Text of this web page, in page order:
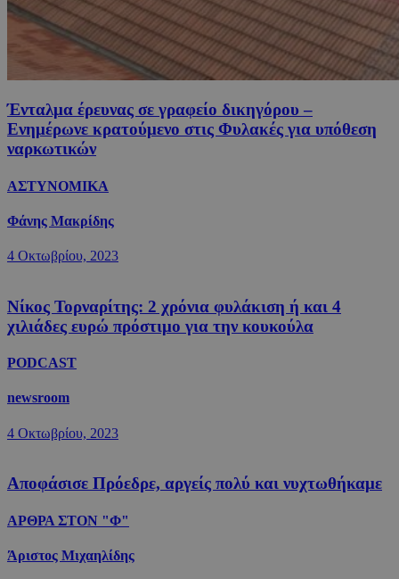
Ένταλμα έρευνας σε γραφείο δικηγόρου –
Ενημέρωνε κρατούμενο στις Φυλακές για υπόθεση
ναρκωτικών
ΑΣΤΥΝΟΜΙΚΑ
Φάνης Μακρίδης
4 Οκτωβρίου, 2023
Νίκος Τορναρίτης: 2 χρόνια φυλάκιση ή και 4
χιλιάδες ευρώ πρόστιμο για την κουκούλα
PODCAST
newsroom
4 Οκτωβρίου, 2023
Αποφάσισε Πρόεδρε, αργείς πολύ και νυχτωθήκαμε
ΑΡΘΡΑ ΣΤΟΝ "Φ"
Άριστος Μιχαηλίδης